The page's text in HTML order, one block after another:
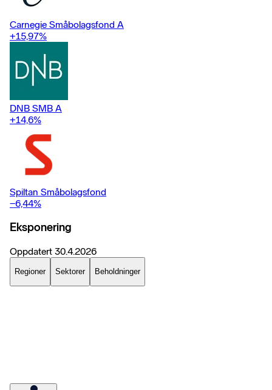
Carnegie Småbolagsfond A
+15,97%
DNB SMB A
+14,6%
Spiltan Småbolagsfond
−6,44%
Eksponering
Oppdatert 30.4.2026
Regioner Sektorer Beholdninger